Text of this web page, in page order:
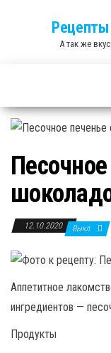
Рецепты
А так же
12.10.2020 Выкл.
Аппетитное
ингредиентов —
Продукты